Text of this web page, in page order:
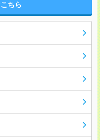
ちら